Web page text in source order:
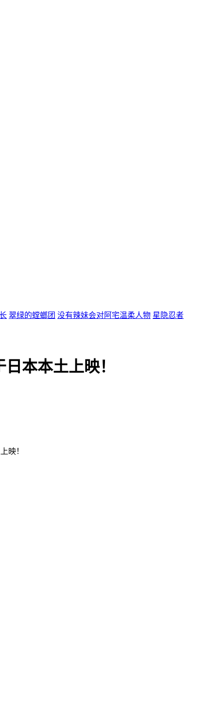
翠绿的螳螂团 没有辣妹会对阿宅温柔人物 星隐忍者
本本土上映！